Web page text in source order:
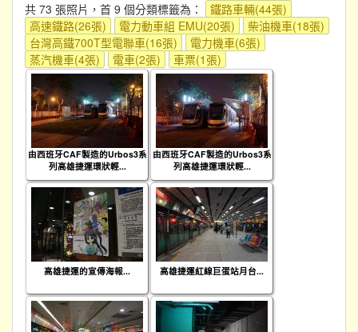
共 73 張照片，首 9 個分類標籤為：
鐵路車輛(44張)
高速鐵路(26張)
電力動車組 EMU(20張)
柴油機車(18張)
台灣高鐵700T型電聯車(16張)
電力機車(6張)
蒸汽機車(4張)
電車(2張) 車票(1張)
由西班牙CAF製造的Urbos3系
列高雄捷運環狀輕...
由西班牙CAF製造的Urbos3系
列高雄捷運環狀輕...
高雄捷運的宣傳海報... 高雄捷運紅線巨蛋站月台...